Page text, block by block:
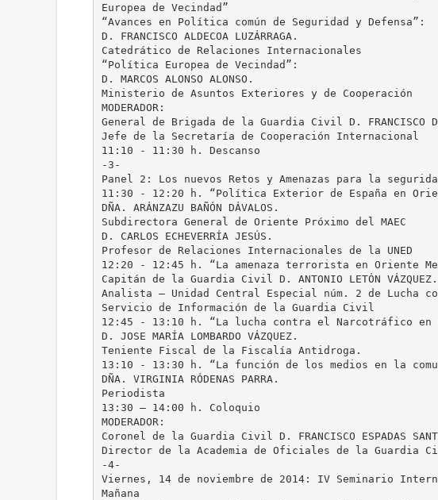
Europea de Vecindad”
“Avances en Política común de Seguridad y Defensa”:
D. FRANCISCO ALDECOA LUZÁRRAGA.
Catedrático de Relaciones Internacionales
“Política Europea de Vecindad”:
D. MARCOS ALONSO ALONSO.
Ministerio de Asuntos Exteriores y de Cooperación
MODERADOR:
General de Brigada de la Guardia Civil D. FRANCISCO
Jefe de la Secretaría de Cooperación Internacional
11:10 - 11:30 h. Descanso
-3-
Panel 2: Los nuevos Retos y Amenazas para la
11:30 - 12:20 h. “Política Exterior de España en
DÑA. ARÁNZAZU BAÑÓN DÁVALOS.
Subdirectora General de Oriente Próximo del MAEC
D. CARLOS ECHEVERRÍA JESÚS.
Profesor de Relaciones Internacionales de la UNED
12:20 - 12:45 h. “La amenaza terrorista en Oriente
Capitán de la Guardia Civil D. ANTONIO LETÓN VÁZQUEZ.
Analista – Unidad Central Especial núm. 2 de Lucha
Servicio de Información de la Guardia Civil
12:45 - 13:10 h. “La lucha contra el Narcotráfico en
D. JOSE MARÍA LOMBARDO VÁZQUEZ.
Teniente Fiscal de la Fiscalía Antidroga.
13:10 - 13:30 h. “La función de los medios en la
DÑA. VIRGINIA RÓDENAS PARRA.
Periodista
13:30 – 14:00 h. Coloquio
MODERADOR:
Coronel de la Guardia Civil D. FRANCISCO ESPADAS
Director de la Academia de Oficiales de la Guardia
-4-
Viernes, 14 de noviembre de 2014: IV Seminario
Mañana